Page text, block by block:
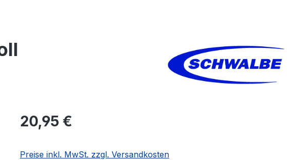
Regulärer Preis:
20,95 €
Preise inkl. MwSt. zzgl. Versandkosten